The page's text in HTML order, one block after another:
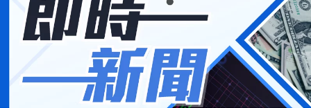
投
資
樓
市